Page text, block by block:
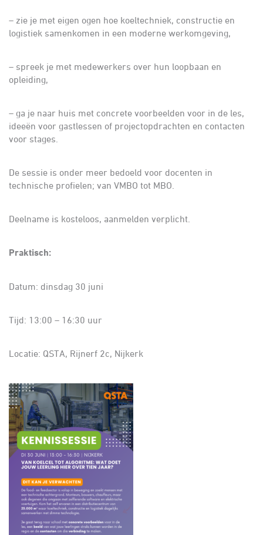
– zie je met eigen ogen hoe koeltechniek, constructie en
logistiek samenkomen in een moderne werkomgeving,
– spreek je met medewerkers over hun loopbaan en
opleiding,
– ga je naar huis met concrete voorbeelden voor in de les,
ideeën voor gastlessen of projectopdrachten en contacten
voor stages.
De sessie is onder meer bedoeld voor docenten in
technische profielen; van VMBO tot MBO.
Deelname is kosteloos, aanmelden verplicht.
Praktisch:
Datum: dinsdag 30 juni
Tijd: 13:00 – 16:30 uur
Locatie: QSTA, Rijnerf 2c, Nijkerk